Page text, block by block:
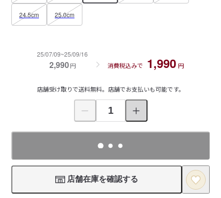
24.5cm 25.0cm
25/07/09~25/09/16
2,990円 消費税込みで 1,990 円
店舗受け取りで送料無料。店舗でお支払いも可能です。
店舗在庫を確認する